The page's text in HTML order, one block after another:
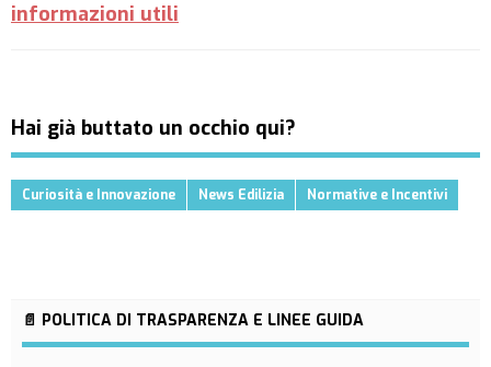
informazioni utili
Hai già buttato un occhio qui?
Curiosità e Innovazione News Edilizia Normative e Incentivi
📄 POLITICA DI TRASPARENZA E LINEE GUIDA